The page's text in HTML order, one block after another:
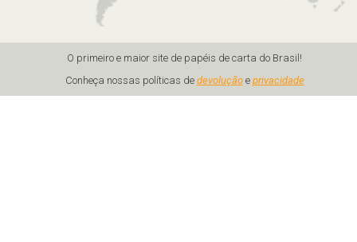
O primeiro e maior site de papéis de carta do Brasil!
Conheça nossas políticas de devoluçãoe privacidade